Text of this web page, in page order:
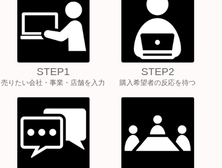
STEP1
売りたい会社・事業・店舗を入力
STEP2
購入希望者の反応を待つ